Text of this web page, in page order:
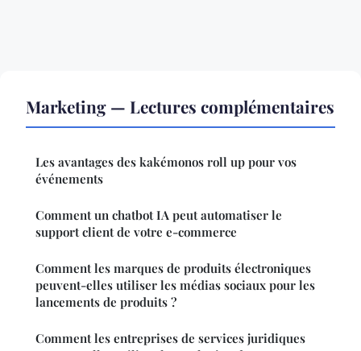
Marketing — Lectures complémentaires
Les avantages des kakémonos roll up pour vos
événements
Comment un chatbot IA peut automatiser le
support client de votre e-commerce
Comment les marques de produits électroniques
peuvent-elles utiliser les médias sociaux pour les
lancements de produits ?
Comment les entreprises de services juridiques